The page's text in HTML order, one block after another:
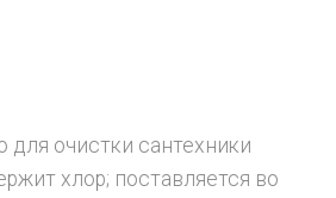
очистки сантехники
хлор; поставляется во